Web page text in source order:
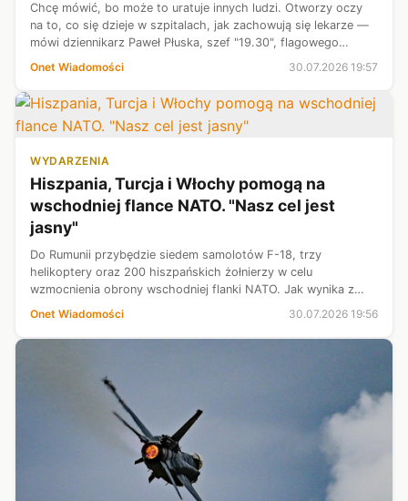
Chcę mówić, bo może to uratuje innych ludzi. Otworzy oczy
na to, co się dzieje w szpitalach, jak zachowują się lekarze —
mówi dziennikarz Paweł Płuska, szef "19.30", flagowego
programu informacyjnego TVP, którego żona była pacjentką
szpitala MSWiA w ...
Onet Wiadomości 30.07.2026 19:57
WYDARZENIA
Hiszpania, Turcja i Włochy pomogą na
wschodniej flance NATO. "Nasz cel jest
jasny"
Do Rumunii przybędzie siedem samolotów F-18, trzy
helikoptery oraz 200 hiszpańskich żołnierzy w celu
wzmocnienia obrony wschodniej flanki NATO. Jak wynika z
komunikatu Sojuszu, będą oni uprawnieni do zestrzelenia
dronów. To jednak nie koniec.
Onet Wiadomości 30.07.2026 19:56